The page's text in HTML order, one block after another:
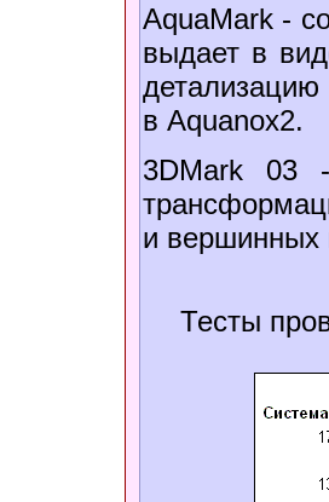
AquaMark -
выдает в
в Aquanox2.
3DMark 03
и вершинных
Тесты